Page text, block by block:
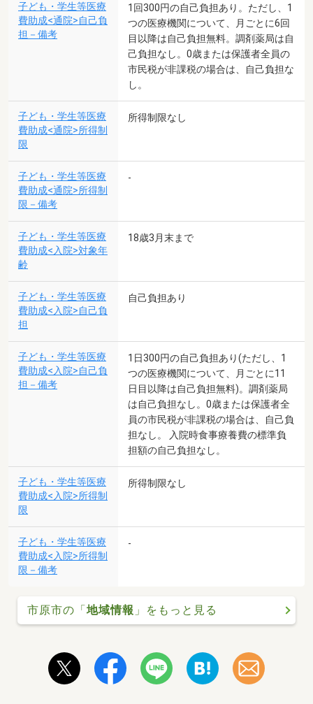
子ども・学生等医療
費助成<通院>自己負
担－備考
1回300円の自己負担あり。ただし、1
つの医療機関について、月ごとに6回
目以降は自己負担無料。調剤薬局は自
己負担なし。0歳または保護者全員の
市民税が非課税の場合は、自己負担な
し。
子ども・学生等医療
費助成<通院>所得制
限
所得制限なし
子ども・学生等医療
費助成<通院>所得制
限－備考
-
子ども・学生等医療
費助成<入院>対象年
齢
18歳3月末まで
子ども・学生等医療
費助成<入院>自己負
担
自己負担あり
子ども・学生等医療
費助成<入院>自己負
担－備考
1日300円の自己負担あり(ただし、1
つの医療機関について、月ごとに11
日目以降は自己負担無料)。調剤薬局
は自己負担なし。0歳または保護者全
員の市民税が非課税の場合は、自己負
担なし。 入院時食事療養費の標準負
担額の自己負担なし。
子ども・学生等医療
費助成<入院>所得制
限
所得制限なし
子ども・学生等医療
費助成<入院>所得制
限－備考
-
市原市の「地域情報 」をもっと見る